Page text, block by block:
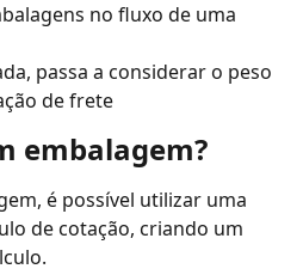
no fluxo de uma
passa a considerar o peso
de frete
embalagem?
é possível utilizar uma
de cotação, criando um